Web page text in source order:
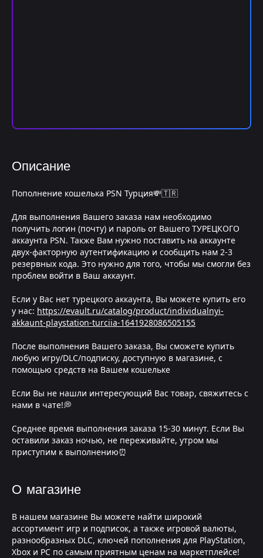
Описание
Пополнение кошелька PSN Турция💸🇹🇷
Для выполнения Вашего заказа нам необходимо
получить логин (почту) и пароль от Вашего ТУРЕЦКОГО
аккаунта PSN. Также Вам нужно поставить на аккаунте
двух-факторную аутентификацию и сообщить нам 2-3
резервных кода. Это нужно для того, чтобы мы смогли без
проблем войти в Ваш аккаунт.
Если у Вас нет турецкого аккаунта, Вы можете купить его
у нас: https://evault.ru/catalog/product/individualnyi-
akkaunt-playstation-turciia-1641928086505155
После выполнения Вашего заказа, Вы сможете купить
любую игру/DLC/подписку, доступную в магазине, с
помощью средств на Вашем кошельке
Если Вы не нашли интересующий Вас товар, свяжитесь с
нами в чате!💭
Среднее время выполнения заказа 15-30 минут. Если Вы
оставили заказ ночью, не переживайте, утром мы
приступим к выполнению⏰
О магазине
В нашем магазине Вы можете найти широкий
ассортимент игр и подписок, а также игровой валюты,
разнообразных DLC, ключей пополнения для PlayStation,
Xbox и PC по самым приятным ценам на маркетплейсе!